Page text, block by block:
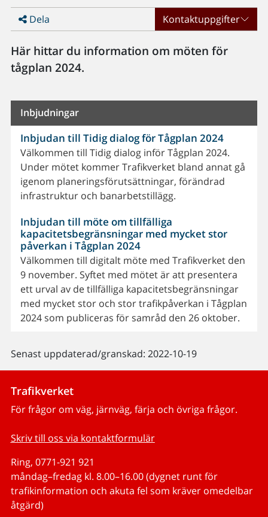
Dela Kontaktuppgifter
Här hittar du information om möten för
tågplan 2024.
Inbjudningar
Inbjudan till Tidig dialog för Tågplan 2024
Välkommen till Tidig dialog inför Tågplan 2024.
Under mötet kommer Trafikverket bland annat gå
igenom planeringsförutsättningar, förändrad
infrastruktur och banarbetstillägg.
Inbjudan till möte om tillfälliga
kapacitetsbegränsningar med mycket stor
påverkan i Tågplan 2024
Välkommen till digitalt möte med Trafikverket den
9 november. Syftet med mötet är att presentera
ett urval av de tillfälliga kapacitetsbegränsningar
med mycket stor och stor trafikpåverkan i Tågplan
2024 som publiceras för samråd den 26 oktober.
Senast uppdaterad/granskad: 2022-10-19
Trafikverket
För frågor om väg, järnväg, färja och övriga frågor.
Skriv till oss via kontaktformulär
Ring, 0771-921 921
måndag–fredag kl. 8.00–16.00 (dygnet runt för
trafikinformation och akuta fel som kräver omedelbar
åtgärd)